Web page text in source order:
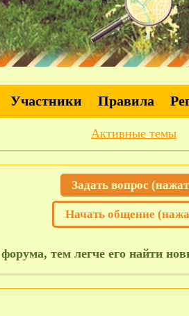
Участники Правила
Активные темы
Задать вопрос
Начать общение
тем легче его найти